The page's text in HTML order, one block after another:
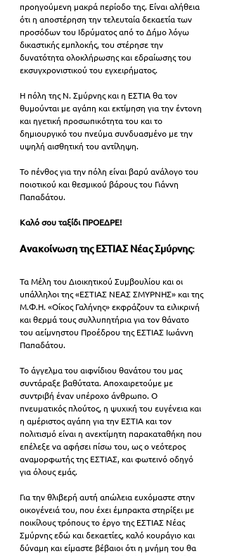
προηγούμενη μακρά περίοδο της. Είναι αλήθεια
ότι η αποστέρηση την τελευταία δεκαετία των
προσόδων του Ιδρύματος από το Δήμο λόγω
δικαστικής εμπλοκής, του στέρησε την
δυνατότητα ολοκλήρωσης και εδραίωσης του
εκσυγχρονιστικού του εγχειρήματος.
Η πόλη της Ν. Σμύρνης και η ΕΣΤΙΑ θα τον
θυμούνται με αγάπη και εκτίμηση για την έντονη
και ηγετική προσωπικότητα του και το
δημιουργικό του πνεύμα συνδυασμένο με την
υψηλή αισθητική του αντίληψη.
Το πένθος για την πόλη είναι βαρύ ανάλογο του
ποιοτικού και θεσμικού βάρους του Γιάννη
Παπαδάτου.
Καλό σου ταξίδι ΠΡΟΕΔΡΕ!
Ανακοίνωση της ΕΣΤΙΑΣ Νέας Σμύρνης:
Τα Μέλη του Διοικητικού Συμβουλίου και οι
υπάλληλοι της «ΕΣΤΙΑΣ ΝΕΑΣ ΣΜΥΡΝΗΣ» και της
Μ.Φ.Η. «Οίκος Γαλήνης» εκφράζουν τα ειλικρινή
και θερμά τους συλλυπητήρια για τον θάνατο
του αείμνηστου Προέδρου της ΕΣΤΙΑΣ Ιωάννη
Παπαδάτου.
Το άγγελμα του αιφνίδιου θανάτου του μας
συντάραξε βαθύτατα. Αποχαιρετούμε με
συντριβή έναν υπέροχο άνθρωπο. Ο
πνευματικός πλούτος, η ψυχική του ευγένεια και
η αμέριστος αγάπη για την ΕΣΤΙΑ και τον
πολιτισμό είναι η ανεκτίμητη παρακαταθήκη που
επέλεξε να αφήσει πίσω του, ως ο νεότερος
αναμορφωτής της ΕΣΤΙΑΣ, και φωτεινό οδηγό
για όλους εμάς.
Για την θλιβερή αυτή απώλεια ευχόμαστε στην
οικογένειά του, που έχει έμπρακτα στηρίξει με
ποικίλους τρόπους το έργο της ΕΣΤΙΑΣ Νέας
Σμύρνης εδώ και δεκαετίες, καλό κουράγιο και
δύναμη και είμαστε βέβαιοι ότι η μνήμη του θα